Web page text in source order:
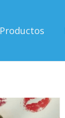
Productos